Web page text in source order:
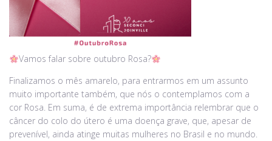
Vamos falar sobre outubro Rosa?
Finalizamos o mês amarelo, para entrarmos em um assunto
muito importante também, que nós o contemplamos com a
cor Rosa. Em suma, é de extrema importância relembrar que o
câncer do colo do útero é uma doença grave, que, apesar de
prevenível, ainda atinge muitas mulheres no Brasil e no mundo.